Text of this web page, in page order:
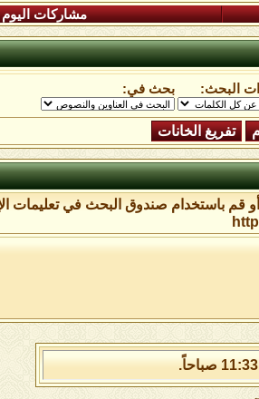
مشاركات اليوم
البحث: بحث في:
قم باستخدام صندوق البحث في تعليمات